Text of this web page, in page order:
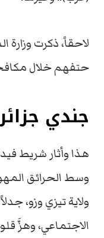
حتفهم خلال
جندي
هذا وأثار شريط
وسط الحرائق
ولاية تيزي وزو،
الاجتماعي، وهزَّ